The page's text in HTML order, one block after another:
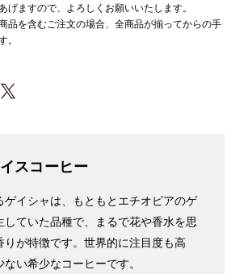
げますので、よろしくお願いいたします。
品を含むご注文の場合、全商品が揃ってからの手
。
スコーヒー
ゲイシャは、もともとエチオピアのゲ
していた品種で、まるで花や香水を思
りが特徴です。世界的に注目度も高
ない希少なコーヒーです。